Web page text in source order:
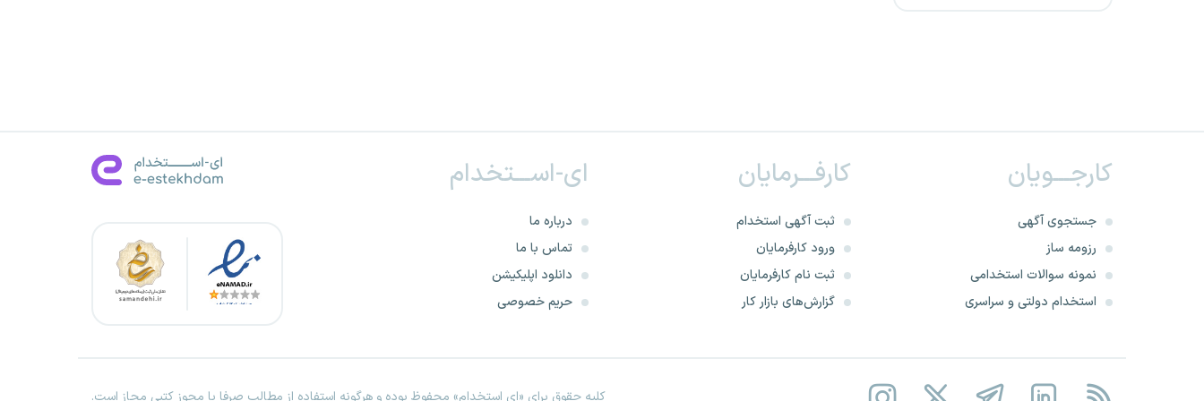
سنندج
پتروشیمی جم
فراخوان تاسیس دفاتر خدمات
الکترونیک قضایی
پتروشیمی تبریز
کارجـــویان
جستجوی آگهی
رزومه ساز
نمونه سوالات استخدامی
استخدام دولتی و سراسری
کارفـــرمایان
ثبت آگهی استخدام
ورود کارفرمایان
ثبت نام کارفرمایان
گزارش‌های بازار کار
ای-اســـتخدام
درباره ما
تماس با ما
دانلود اپلیکیشن
حریم خصوصی
کلیه حقوق برای «ای استخدام» محفوظ بوده و هرگونه استفاده از مطالب صرفا با مجوز کتبی مجاز است.